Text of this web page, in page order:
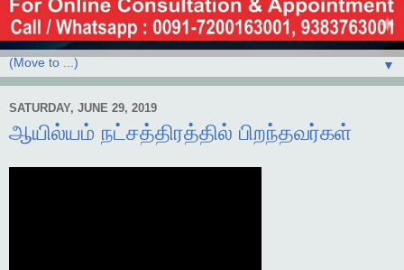
▼
SATURDAY, JUNE 29, 2019
ஆயில்யம் நட்சத்திரத்தில் பிறந்தவர்கள்